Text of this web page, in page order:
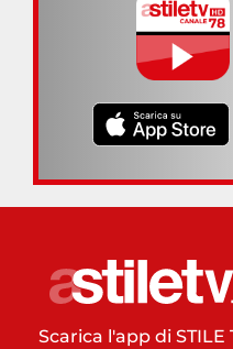
Scarica l'app di STILE